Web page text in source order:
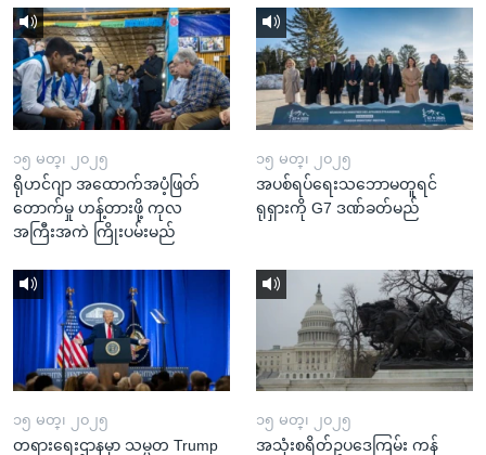
ကျော်
ရန်
၁၅ မတ္၊ ၂၀၂၅
ရိုဟင်ဂျာ အထောက်အပံ့ဖြတ်
တောက်မှု ဟန့်တားဖို့ ကုလ
အကြီးအကဲ ကြိုးပမ်းမည်
၁၅ မတ္၊ ၂၀၂၅
အပစ်ရပ်ရေးသဘောမတူရင်
ရုရှားကို G7 ဒဏ်ခတ်မည်
၁၅ မတ္၊ ၂၀၂၅
တရားရေးဌာနမှာ သမ္မတ Trump
၁၅ မတ္၊ ၂၀၂၅
အသုံးစရိတ်ဥပဒေကြမ်း ကန်